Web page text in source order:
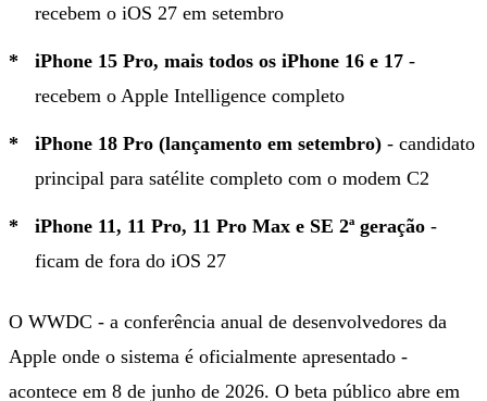
recebem o iOS 27 em setembro
iPhone 15 Pro, mais todos os iPhone 16 e 17 -
recebem o Apple Intelligence completo
iPhone 18 Pro (lançamento em setembro) - candidato
principal para satélite completo com o modem C2
iPhone 11, 11 Pro, 11 Pro Max e SE 2ª geração -
ficam de fora do iOS 27
O WWDC - a conferência anual de desenvolvedores da
Apple onde o sistema é oficialmente apresentado -
acontece em 8 de junho de 2026. O beta público abre em